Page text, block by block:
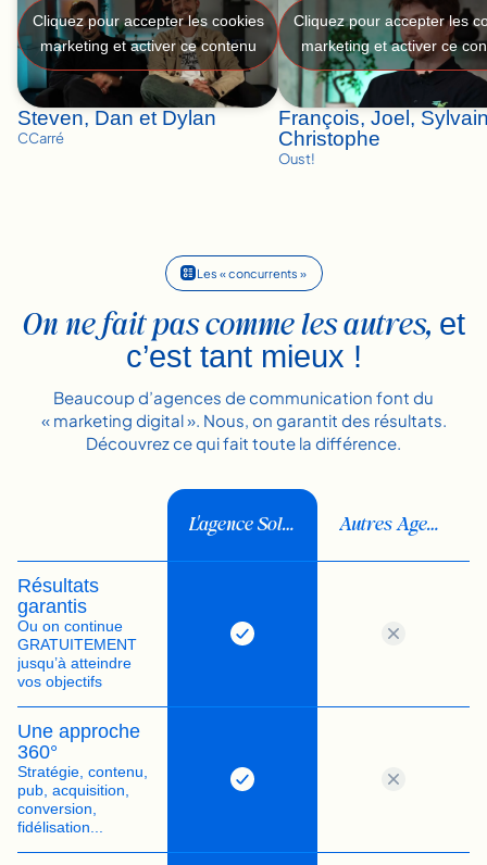
Cliquez pour accepter les cookies
marketing et activer ce contenu
Steven, Dan et Dylan
CCarré
Cliquez pour accepter les
marketing et activer ce
François, Joel,
Christophe
Oust!
Les « concurrents »
On ne fait pas comme les autres, et
c’est tant mieux !
Beaucoup d’agences de communication font du
« marketing digital ». Nous, on garantit des résultats.
Découvrez ce qui fait toute la différence.
L'agence Solve Autres Agences
Résultats
garantis
Ou on continue
GRATUITEMENT
jusqu’à atteindre
vos objectifs
Une approche
360°
Stratégie, contenu,
pub, acquisition,
conversion,
fidélisation...